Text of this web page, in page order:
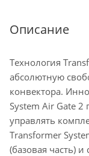
Описание
Технология
абсолютную
конвектора.
System Air Gate 2
управлять
Transformer
(базовая часть)